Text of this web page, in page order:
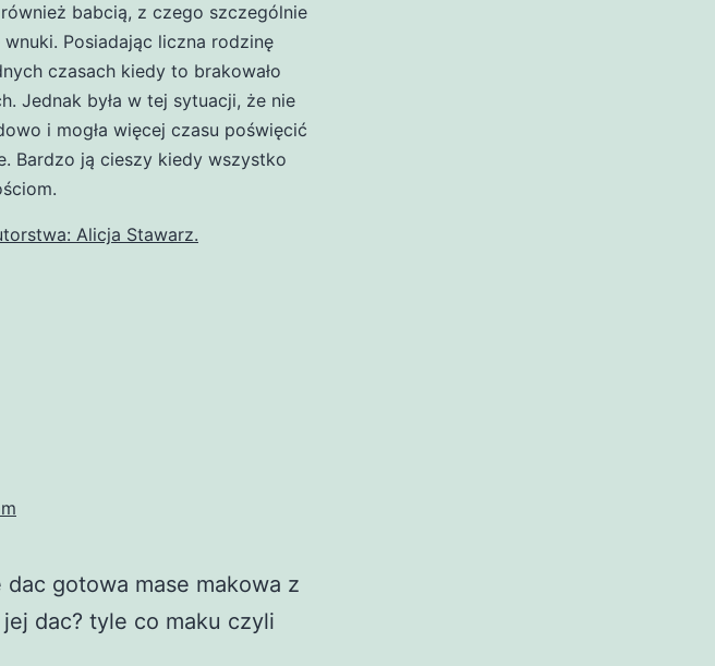
babcią, z czego szczególnie
Posiadając liczna rodzinę
czasach kiedy to brakowało
Jednak była w tej sytuacji, że nie
i mogła więcej czasu poświęcić
Bardzo ją cieszy kiedy wszystko
Alicja Stawarz.
gotowa mase makowa z
dac? tyle co maku czyli